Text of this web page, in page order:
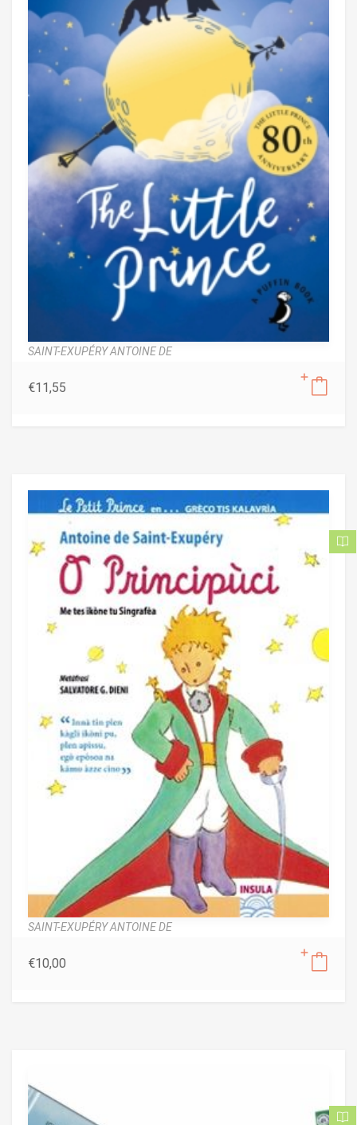
SAINT-EXUPÉRY ANTOINE DE
€11,55
SAINT-EXUPÉRY ANTOINE DE
€10,00